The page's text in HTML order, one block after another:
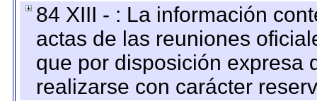
84 XIII - : La información
actas de las reuniones
que por disposición expresa
realizarse con carácter